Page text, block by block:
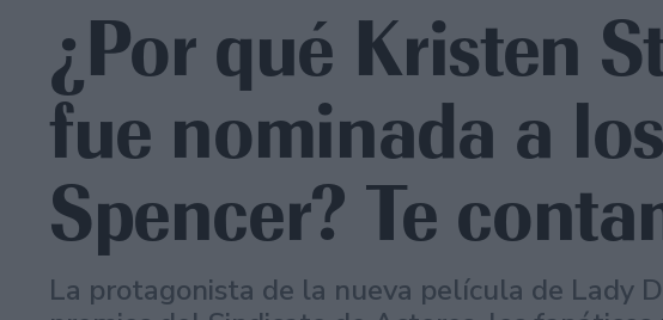
¿Por qué Kristen
fue nominada a
Spencer? Te
La protagonista de la nueva película de Lady